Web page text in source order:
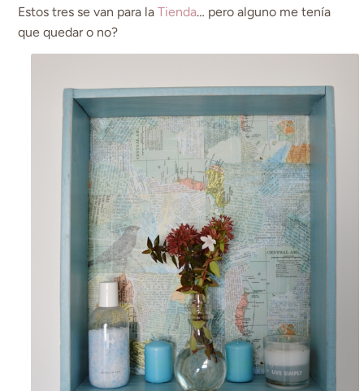
Estos tres se van para laTienda… pero alguno me tenía
que quedar o no?